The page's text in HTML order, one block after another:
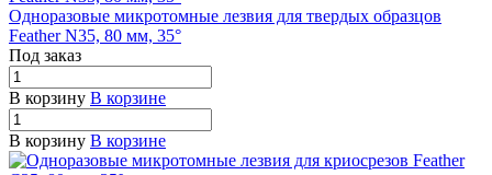
Одноразовые микротомные лезвия для твердых образцов
Feather N35, 80 мм, 35°
Под заказ
В корзину В корзине
В корзину В корзине